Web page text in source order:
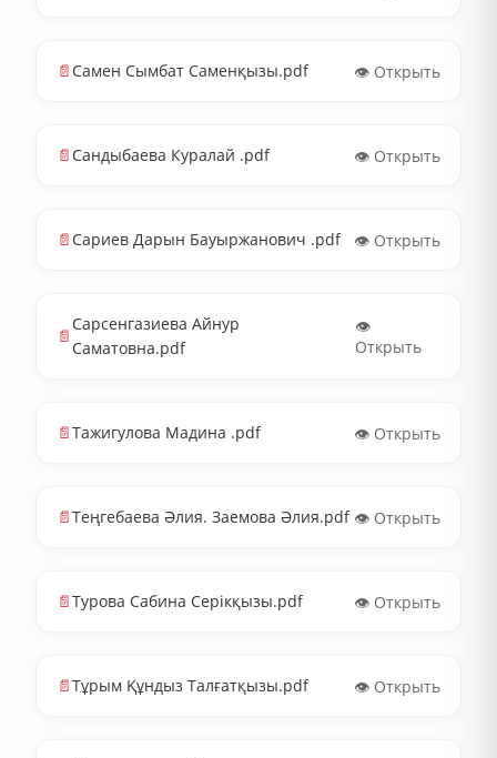
📄 Самен Сымбат Саменқызы.pdf 👁️ Открыть
📄 Сандыбаева Куралай .pdf 👁️ Открыть
📄 Сариев Дарын Бауыржанович .pdf 👁️ Открыть
📄
Сарсенгазиева Айнур
Саматовна.pdf
👁️
Открыть
📄Тажигулова Мадина .pdf 👁️ Открыть
📄Теңгебаева Әлия. Заемова Әлия.pdf 👁️ Открыть
📄Турова Сабина Серікқызы.pdf 👁️ Открыть
📄Тұрым Құндыз Талғатқызы.pdf 👁️ Открыть